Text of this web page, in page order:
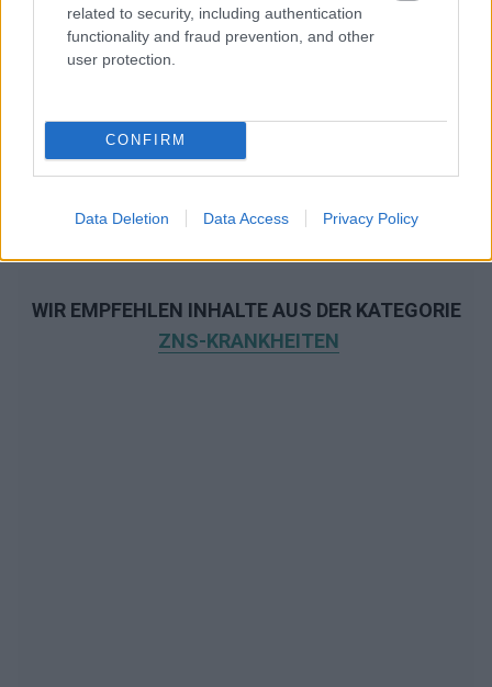
related to security, including authentication
functionality and fraud prevention, and other
user protection.
CONFIRM
Data Deletion Data Access Privacy Policy
WIR EMPFEHLEN INHALTE AUS DER KATEGORIE
ZNS-KRANKHEITEN